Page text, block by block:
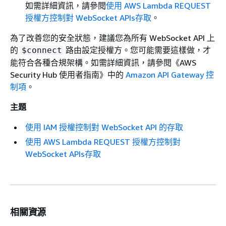
如需詳細資訊，請參閱使用 AWS Lambda REQUEST
授權方控制對 WebSocket APIs存取 。
為了改善您的安全狀態，建議您為所有 WebSocket API 上
的 $connect 路由設定授權方。您可能需要這樣做，才
能符合各種合規架構。如需詳細資訊，請參閱《AWS
Security Hub 使用者指南》 中的 Amazon API Gateway 控
制項 。
主題
使用 IAM 授權控制對 WebSocket API 的存取
使用 AWS Lambda REQUEST 授權方控制對
WebSocket APIs存取
相關資源